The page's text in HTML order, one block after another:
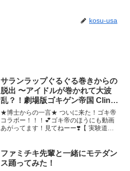
kosu-usa
サランラップぐるぐる巻きからの
脱出 〜アイドルが巻かれて大波
乱？！劇場版ゴキゲン帝国 Cling
Film Challenge〜
★博士からの一言★ ついに来た！ゴキ帝
コラボー！！！💕ゴキ帝のほうにも動画
あがってます！見てねーー❣️‪【 実験道場
トルした結果ｗｗｗ ‬なんと今回、あのゴ
キゲン帝...
ファミチキ先輩と一緒にモテダン
ス踊ってみた！